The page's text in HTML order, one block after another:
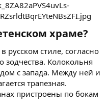
храме?​
русском стиле, согласно
зодчества. Колокольня
с запада. Между ней и
трапезная.
пристроены по бокам